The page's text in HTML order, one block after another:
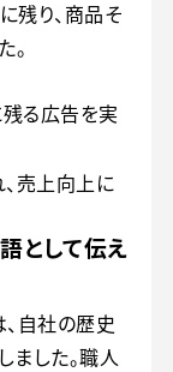
残り、商品そ
。
る広告を実
、売上向上に
として伝え
自社の歴史
ました。職人